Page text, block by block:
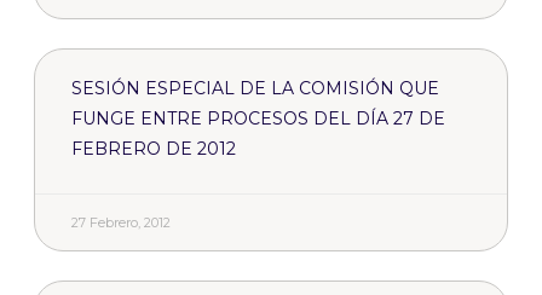
SESIÓN ESPECIAL DE LA COMISIÓN QUE
FUNGE ENTRE PROCESOS DEL DÍA 27 DE
FEBRERO DE 2012
27 Febrero, 2012